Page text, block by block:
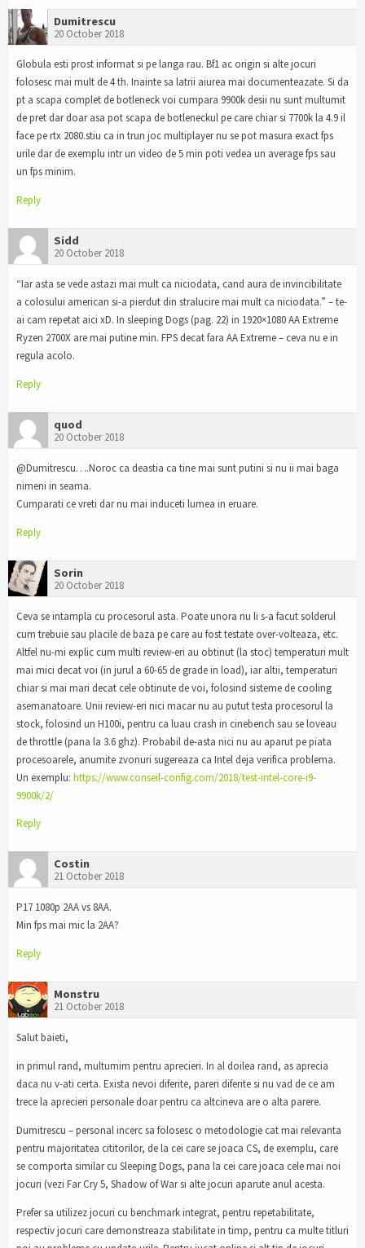
Dumitrescu
20 October 2018
Globula esti prost informat si pe langa rau. Bf1 ac origin si alte jocuri
folosesc mai mult de 4 th. Inainte sa latrii aiurea mai documenteazate. Si da
pt a scapa complet de botleneck voi cumpara 9900k desii nu sunt multumit
de pret dar doar asa pot scapa de botleneckul pe care chiar si 7700k la 4.9 il
face pe rtx 2080.stiu ca in trun joc multiplayer nu se pot masura exact fps
urile dar de exemplu intr un video de 5 min poti vedea un average fps sau
un fps minim.
Reply
Sidd
20 October 2018
“Iar asta se vede astazi mai mult ca niciodata, cand aura de invincibilitate
a colosului american si-a pierdut din stralucire mai mult ca niciodata.” – te-
ai cam repetat aici xD. In sleeping Dogs (pag. 22) in 1920×1080 AA Extreme
Ryzen 2700X are mai putine min. FPS decat fara AA Extreme – ceva nu e in
regula acolo.
Reply
quod
20 October 2018
@Dumitrescu….Noroc ca deastia ca tine mai sunt putini si nu ii mai baga
nimeni in seama.
Cumparati ce vreti dar nu mai induceti lumea in eruare.
Reply
Sorin
20 October 2018
Ceva se intampla cu procesorul asta. Poate unora nu li s-a facut solderul
cum trebuie sau placile de baza pe care au fost testate over-volteaza, etc.
Altfel nu-mi explic cum multi review-eri au obtinut (la stoc) temperaturi mult
mai mici decat voi (in jurul a 60-65 de grade in load), iar altii, temperaturi
chiar si mai mari decat cele obtinute de voi, folosind sisteme de cooling
asemanatoare. Unii review-eri nici macar nu au putut testa procesorul la
stock, folosind un H100i, pentru ca luau crash in cinebench sau se loveau
de throttle (pana la 3.6 ghz). Probabil de-asta nici nu au aparut pe piata
procesoarele, anumite zvonuri sugereaza ca Intel deja verifica problema.
Un exemplu: https://www.conseil-config.com/2018/test-intel-core-i9-
9900k/2/
Reply
Costin
21 October 2018
P17 1080p 2AA vs 8AA.
Min fps mai mic la 2AA?
Reply
Monstru
21 October 2018
Salut baieti,
in primul rand, multumim pentru aprecieri. In al doilea rand, as aprecia
daca nu v-ati certa. Exista nevoi diferite, pareri diferite si nu vad de ce am
trece la aprecieri personale doar pentru ca altcineva are o alta parere.
Dumitrescu – personal incerc sa folosesc o metodologie cat mai relevanta
pentru majoritatea cititorilor, de la cei care se joaca CS, de exemplu, care
se comporta similar cu Sleeping Dogs, pana la cei care joaca cele mai noi
jocuri (vezi Far Cry 5, Shadow of War si alte jocuri aparute anul acesta.
Prefer sa utilizez jocuri cu benchmark integrat, pentru repetabilitate,
respectiv jocuri care demonstreaza stabilitate in timp, pentru ca multe titluri